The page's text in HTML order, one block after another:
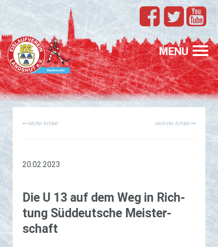
MENU
TEAMS
EVL
SPONSORING
FÖRDERUNG
PROFIS
GESUCHT
letzter Artikel nächster Artikel
20.02.2023
Die U 13 auf dem Weg in Rich­
tung Süd­deut­sche Meis­ter­
schaft